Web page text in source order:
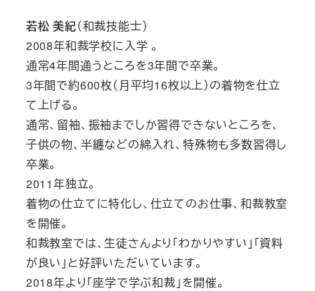
若松 美紀（和裁技能士）
2008年和裁学校に入学 。
通常4年間通うところを3年間で卒業。
3年間で約600枚（月平均16枚以上）の着物を仕立
て上げる。
通常、留袖、振袖までしか習得できないところを、
子供の物、半纏などの綿入れ、特殊物も多数習得し
卒業。
2011年独立。
着物の仕立てに特化し、仕立てのお仕事、和裁教室
を開催。
和裁教室では、生徒さんより「わかりやすい」「資料
が良い」と好評いただいています。
2018年より「座学で学ぶ和裁」を開催。